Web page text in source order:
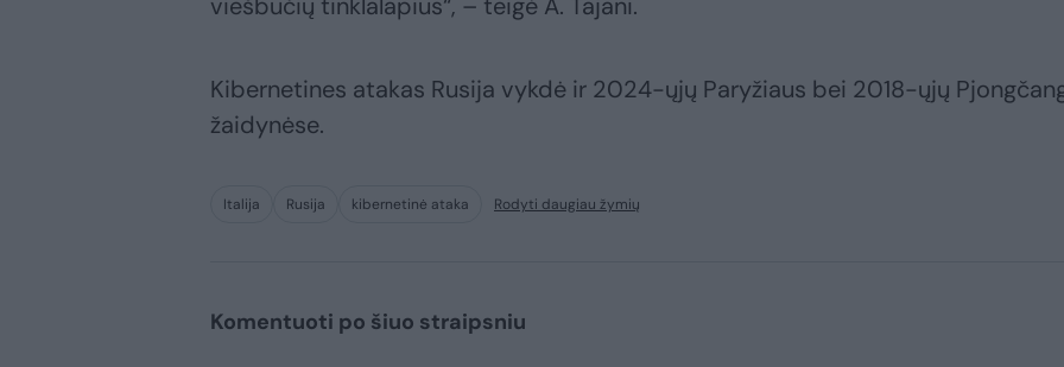
Kibernetines atakas Rusija vykdė ir 2024-ųjų Paryžiaus bei 2018-ųjų
žaidynėse.
Italija Rusija kibernetinė ataka Rodyti daugiau žymių
Komentuoti po šiuo straipsniu